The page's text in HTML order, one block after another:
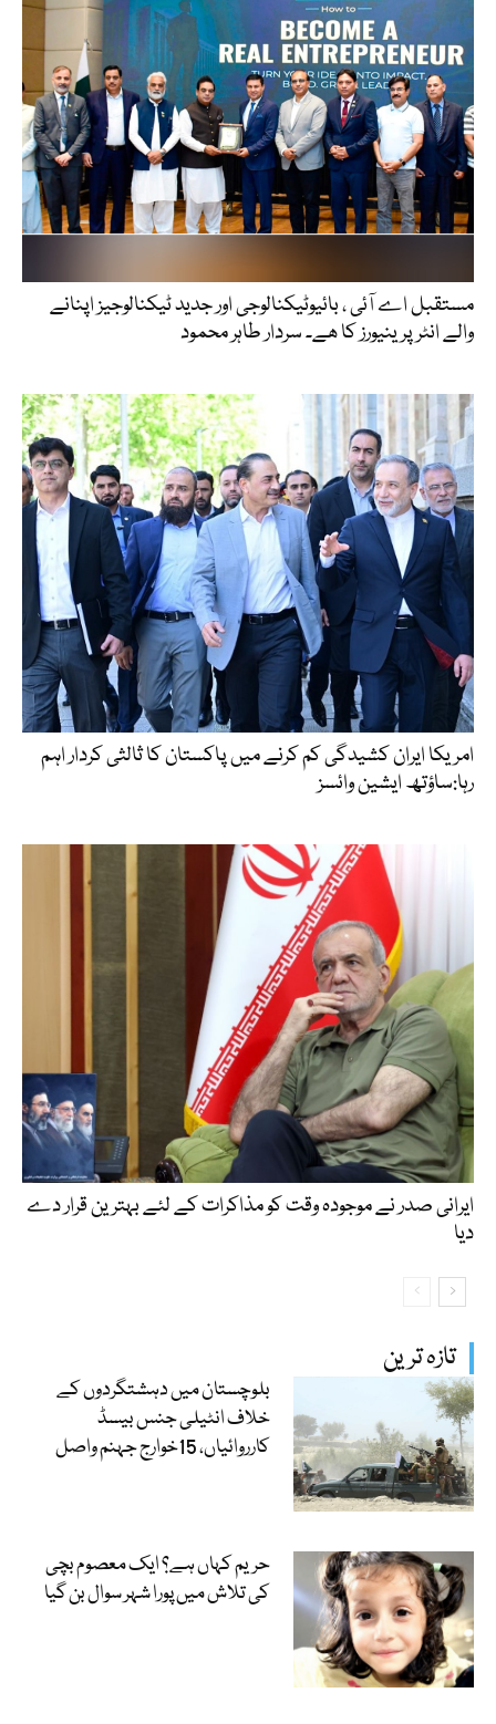
تازہ ترین
بلوچستان میں دہشتگردوں کے
خلاف انٹیلی جنس بیسڈ
کارروائیاں، 15خوارج جہنم واصل
حریم کہاں ہے؟ ایک معصوم بچی
کی تلاش میں پورا شہر سوال بن گیا
مستقبل اے آئی ، بائیوٹیکنالوجی اور جدید ٹیکنالوجیز اپنانے
والے انٹرپرینیورز کا ھے۔ سردار طاہر محمود
امریکا ایران کشیدگی کم کرنے میں پاکستان کا ثالثی کردار اہم
رہا:ساؤتھ ایشین وائسز
ایرانی صدر نے موجودہ وقت کو مذاکرات کے لئے بہترین قرار دے
دیا